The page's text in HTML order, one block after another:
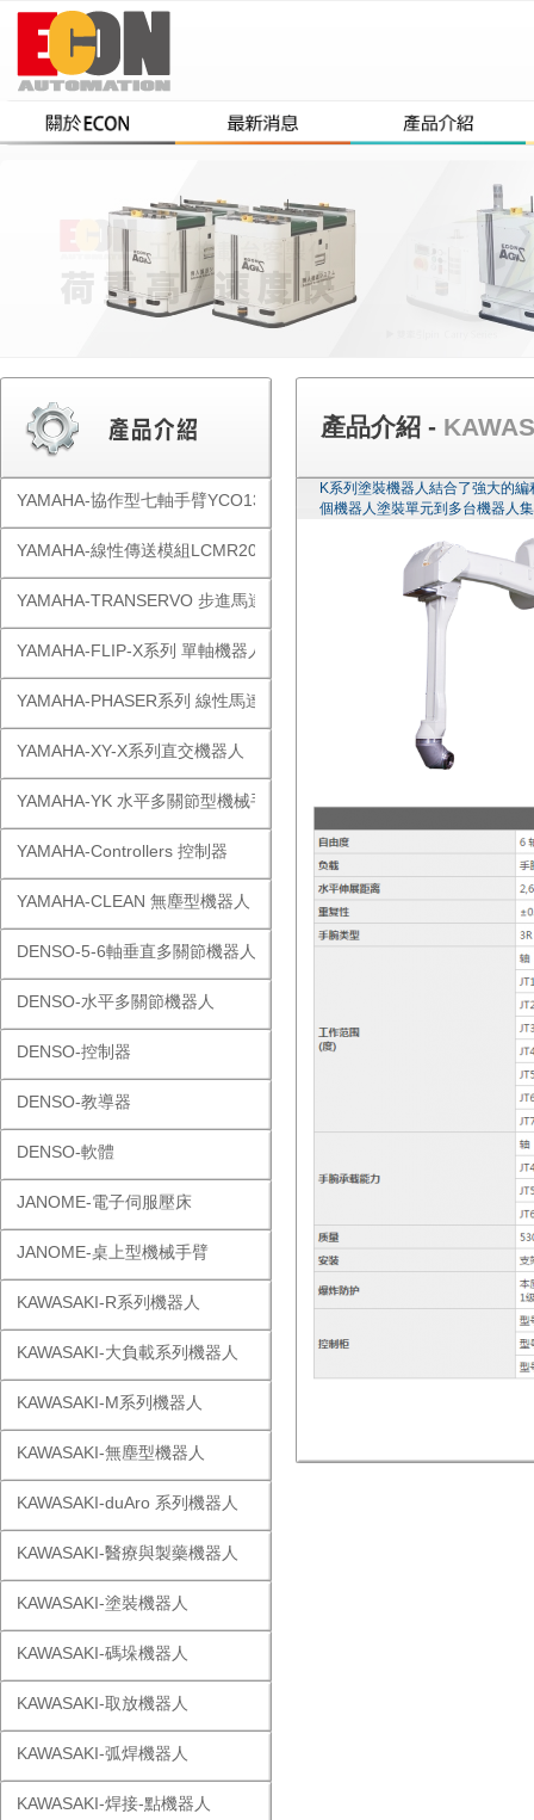
YAMAHA-協作型七軸手臂YCO1300
YAMAHA-線性傳送模組LCMR200
YAMAHA-TRANSERVO 步進馬達單軸
YAMAHA-FLIP-X系列 單軸機器人
YAMAHA-PHASER系列 線性馬達
YAMAHA-XY-X系列直交機器人
YAMAHA-YK 水平多關節型機械手
YAMAHA-Controllers 控制器
YAMAHA-CLEAN 無塵型機器人
DENSO-5-6軸垂直多關節機器人
DENSO-水平多關節機器人
DENSO-控制器
DENSO-教導器
DENSO-軟體
JANOME-電子伺服壓床
JANOME-桌上型機械手臂
KAWASAKI-R系列機器人
KAWASAKI-大負載系列機器人
KAWASAKI-M系列機器人
KAWASAKI-無塵型機器人
KAWASAKI-duAro 系列機器人
KAWASAKI-醫療與製藥機器人
KAWASAKI-塗裝機器人
KAWASAKI-碼垛機器人
KAWASAKI-取放機器人
KAWASAKI-弧焊機器人
KAWASAKI-焊接-點機器人
產品介紹 -
K系列塗裝機器人結合了強大的
個機器人塗裝單元到多台機器人